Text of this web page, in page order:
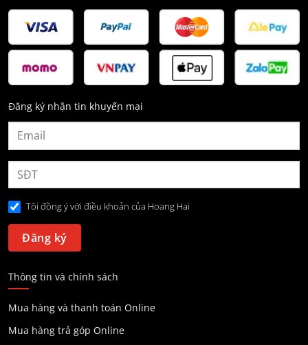
Đăng ký nhận tin khuyến mại
Tôi đồng ý với điều khoản của Hoang Hai
Thông tin và chính sách
Mua hàng và thanh toán Online
Mua hàng trả góp Online